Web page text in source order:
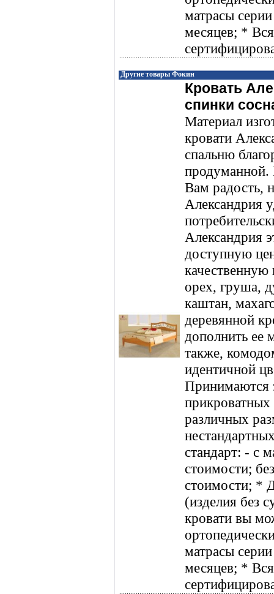
матрасы
месяцев; *
Другие товары Фокин
Кровать
спинки
Материал
кровати
спальню
продуманной.
Вам радость,
Александрия
Александрия
доступную
качественную
орех, груша,
каштан,
деревянной
дополнить ее
также,
идентичной
Принимаются
различных
стандарт: - с
стоимости;
стоимости; *
(изделия без
кровати вы
матрасы
месяцев; *